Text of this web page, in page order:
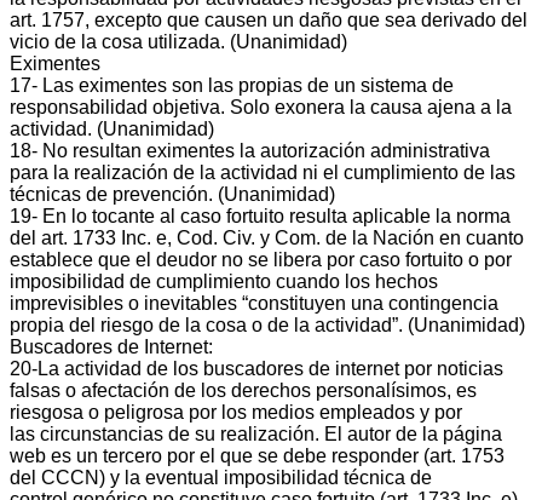
art. 1757, excepto que causen un daño que sea derivado del
vicio de la cosa utilizada. (Unanimidad)
Eximentes
17‐ Las eximentes son las propias de un sistema de
responsabilidad objetiva. Solo exonera la causa ajena a la
actividad. (Unanimidad)
18‐ No resultan eximentes la autorización administrativa
para la realización de la actividad ni el cumplimiento de las
técnicas de prevención. (Unanimidad)
19‐ En lo tocante al caso fortuito resulta aplicable la norma
del art. 1733 Inc. e, Cod. Civ. y Com. de la Nación en cuanto
establece que el deudor no se libera por caso fortuito o por
imposibilidad de cumplimiento cuando los hechos
imprevisibles o inevitables “constituyen una contingencia
propia del riesgo de la cosa o de la actividad”. (Unanimidad)
Buscadores de Internet:
20‐La actividad de los buscadores de internet por noticias
falsas o afectación de los derechos personalísimos, es
riesgosa o peligrosa por los medios empleados y por
las circunstancias de su realización. El autor de la página
web es un tercero por el que se debe responder (art. 1753
del CCCN) y la eventual imposibilidad técnica de